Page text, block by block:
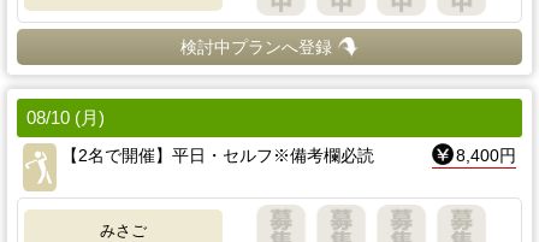
検討中プランへ登録
08/10 (月)
【2名で開催】平日・セルフ※備考欄必読
8,400円
みさご